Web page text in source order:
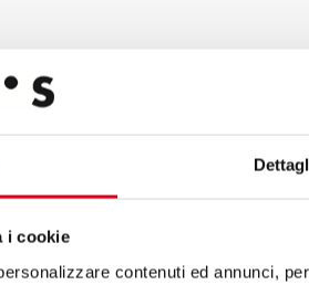
i cookie
contenuti ed annunci,
S900